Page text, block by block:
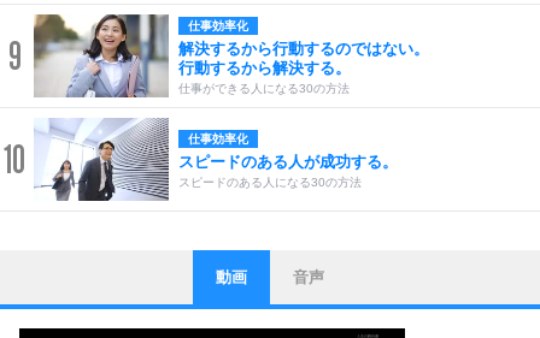
9
仕事効率化
解決するから行動するのではない。
行動するから解決する。
仕事ができる人になる30の方法
10 仕事効率化
スピードのある人が成功する。
スピードのある人になる30の方法
1
ストレス対策
他人と比べない。
いっそのこと、他人を見ない。
動画 音声